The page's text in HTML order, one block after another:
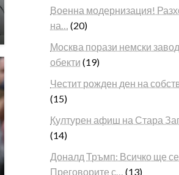
Военна модернизация!
на…
(20)
Москва порази немски
обекти (19)
Честит рожден ден на
(15)
Културен афиш на Стара
(14)
Доналд Тръмп: Всичко ще
Преговорите с…
(13)